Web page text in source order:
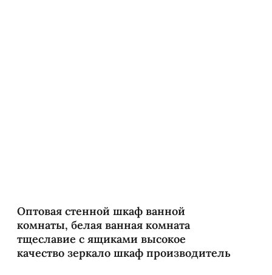
Оптовая стенной шкаф ванной
комнаты, белая ванная комната
тщеславие с ящиками высокое
качество зеркало шкаф производитель